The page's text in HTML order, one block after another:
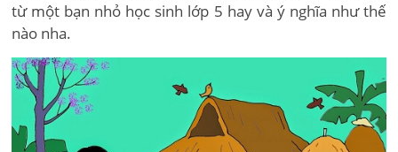
từ một bạn nhỏ học sinh lớp 5 hay và ý nghĩa như thế
nào nha.